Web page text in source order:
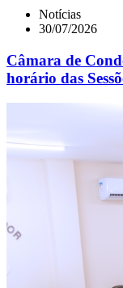
Notícias
30/07/2026
Câmara de
horário das